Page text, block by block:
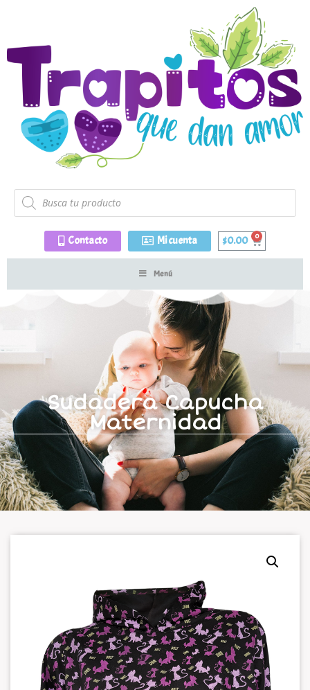
Contacto Mi cuenta $0.00
Menú
Sudadera Capucha
Maternidad